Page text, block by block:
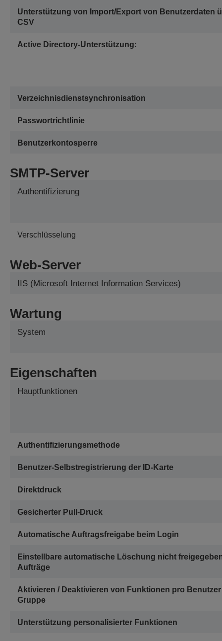
Unterstützung von Import/Export von Benutzerdaten
CSV
Active Directory-Unterstützung:
Verzeichnisdienstsynchronisation
Passwortrichtlinie
Benutzerkontosperre
SMTP-Server
Authentifizierung
Verschlüsselung
Web-Server
IIS (Microsoft Internet Information Services)
Wartung
System
Eigenschaften
Hauptfunktionen
Authentifizierungsmethode
Benutzer-Selbstregistrierung der ID-Karte
Direktdruck
Gesicherter Pull-Druck
Automatische Auftragsfreigabe beim Login
Einstellbare automatische Löschung nicht
Aufträge
Aktivieren / Deaktivieren von Funktionen pro
Gruppe
Unterstützung personalisierter Funktionen